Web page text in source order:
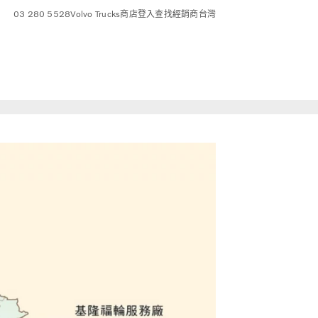
03 280 5528Volvo Trucks商店登入查找經銷商 台灣